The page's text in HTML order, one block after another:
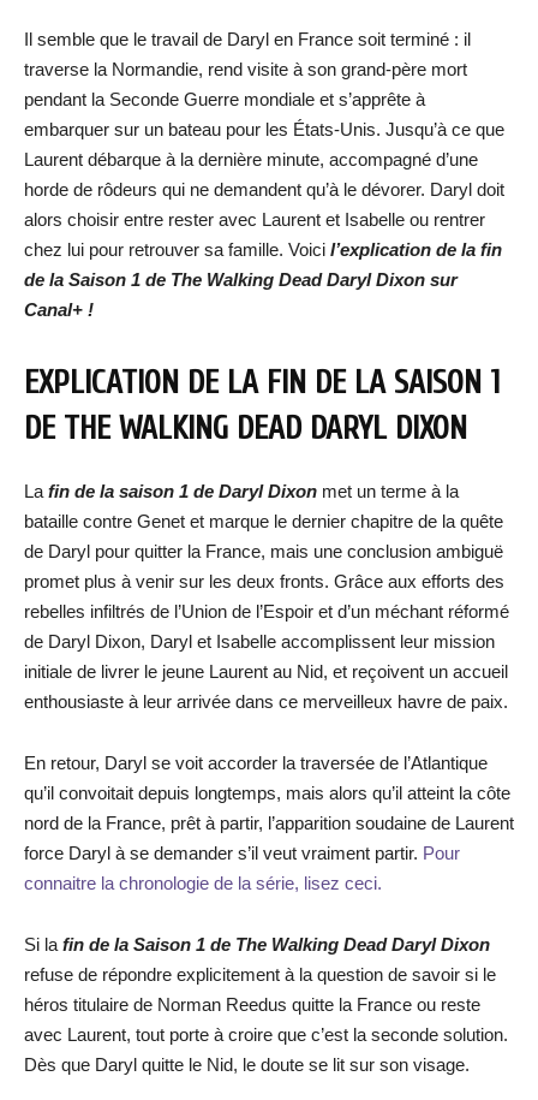
Il semble que le travail de Daryl en France soit terminé : il
traverse la Normandie, rend visite à son grand-père mort
pendant la Seconde Guerre mondiale et s’apprête à
embarquer sur un bateau pour les États-Unis. Jusqu’à ce que
Laurent débarque à la dernière minute, accompagné d’une
horde de rôdeurs qui ne demandent qu’à le dévorer. Daryl doit
alors choisir entre rester avec Laurent et Isabelle ou rentrer
chez lui pour retrouver sa famille. Voici l’explication de la fin
de la Saison 1 de The Walking Dead Daryl Dixon sur
Canal+ !
EXPLICATION DE LA FIN DE LA SAISON 1
DE THE WALKING DEAD DARYL DIXON
La fin de la saison 1 de Daryl Dixon met un terme à la
bataille contre Genet et marque le dernier chapitre de la quête
de Daryl pour quitter la France, mais une conclusion ambiguë
promet plus à venir sur les deux fronts. Grâce aux efforts des
rebelles infiltrés de l’Union de l’Espoir et d’un méchant réformé
de Daryl Dixon, Daryl et Isabelle accomplissent leur mission
initiale de livrer le jeune Laurent au Nid, et reçoivent un accueil
enthousiaste à leur arrivée dans ce merveilleux havre de paix.
En retour, Daryl se voit accorder la traversée de l’Atlantique
qu’il convoitait depuis longtemps, mais alors qu’il atteint la côte
nord de la France, prêt à partir, l’apparition soudaine de Laurent
force Daryl à se demander s’il veut vraiment partir. Pour
connaitre la chronologie de la série, lisez ceci.
Si la fin de la Saison 1 de The Walking Dead Daryl Dixon
refuse de répondre explicitement à la question de savoir si le
héros titulaire de Norman Reedus quitte la France ou reste
avec Laurent, tout porte à croire que c’est la seconde solution.
Dès que Daryl quitte le Nid, le doute se lit sur son visage.